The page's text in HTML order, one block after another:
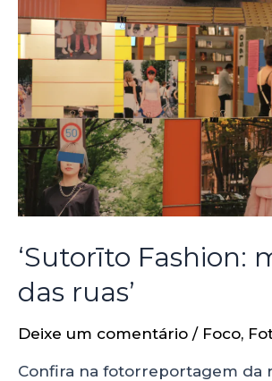
‘Sutorīto Fashion:
das ruas’
Deixe um comentário / Foco,
Confira na fotorreportagem da